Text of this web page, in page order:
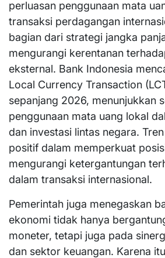
perluasan penggunaan mata
transaksi perdagangan
bagian dari strategi jangka
mengurangi kerentanan
eksternal. Bank Indonesia
Local Currency Transaction
sepanjang 2026, menunjukkan
penggunaan mata uang lokal
dan investasi lintas negara.
positif dalam memperkuat
mengurangi ketergantungan
dalam transaksi internasional.
Pemerintah juga menegaskan
ekonomi tidak hanya
moneter, tetapi juga pada
dan sektor keuangan. Karena